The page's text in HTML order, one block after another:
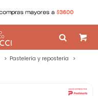
Pastelería y repostería